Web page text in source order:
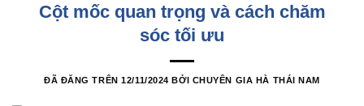
Cột mốc quan trọng và cách chăm
sóc tối ưu
ĐÃ ĐĂNG TRÊN12/11/2024 BỞI CHUYÊN GIA HÀ THÁI NAM